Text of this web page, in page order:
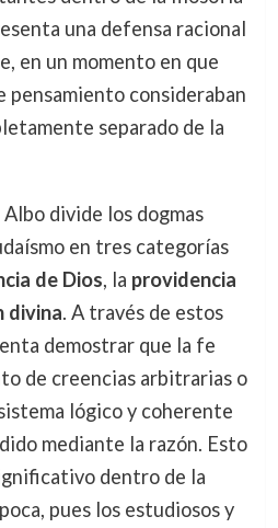
una defensa racional
en un momento en que
pensamiento consideraban
separado de la
Albo divide los dogmas
en tres categorías
de Dios, la providencia
divina. A través de estos
demostrar que la fe
de creencias arbitrarias o
lógico y coherente
mediante la razón. Esto
dentro de la
pues los estudiosos y